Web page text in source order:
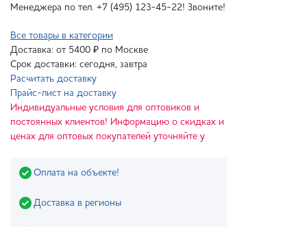
Менеджера по тел. +7 (495) 123-45-22! Звоните!
Все товары в категории
Доставка: от 5400 ₽ по Москве
Срок доставки: сегодня, завтра
Расчитать доставку
Прайс-лист на доставку
Индивидуальные условия для оптовиков и
постоянных клиентов! Информацию о скидках и
ценах для оптовых покупателей уточняйте у
Оплата на объекте!
Доставка в регионы